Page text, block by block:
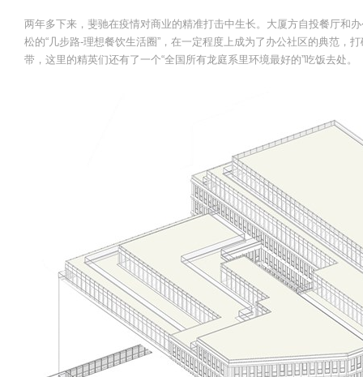
两年多下来，斐驰在疫情对商业的精准打击中生长。大厦方自投餐厅和
松的“几步路-理想餐饮生活圈”，在一定程度上成为了办公社区的典范，
带，这里的精英们还有了一个“全国所有龙庭系里环境最好的”吃饭去处。